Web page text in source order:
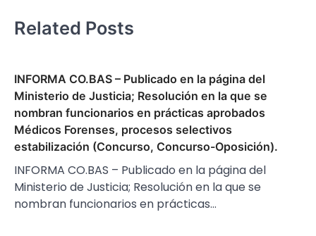
Related Posts
INFORMA CO.BAS – Publicado en la página del
Ministerio de Justicia; Resolución en la que se
nombran funcionarios en prácticas aprobados
Médicos Forenses, procesos selectivos
estabilización (Concurso, Concurso-Oposición).
INFORMA CO.BAS – Publicado en la página del
Ministerio de Justicia; Resolución en la que se
nombran funcionarios en prácticas…